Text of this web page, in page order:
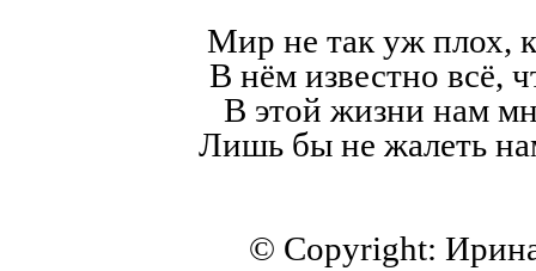
Мир не так уж плох,
В нём известно всё,
В этой жизни нам
Лишь бы не жалеть
© Copyright: